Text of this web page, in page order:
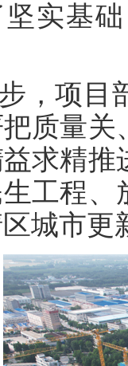
实基
，项目
质量关
求精推
工程、
城市更